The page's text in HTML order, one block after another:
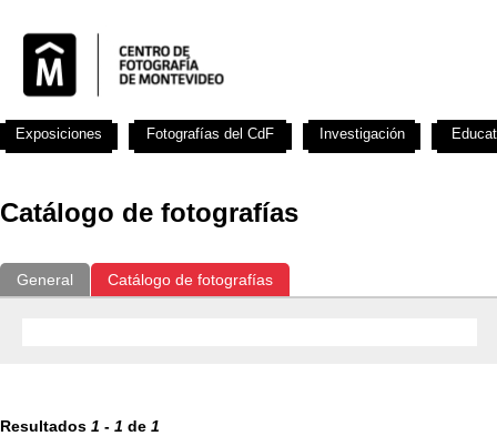
Catálogo de fotografías
General Catálogo de fotografías
Resultados 1 - 1 de 1
Exposiciones Fotografías del CdF Investigación